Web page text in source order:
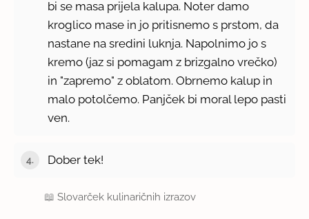
bi se masa prijela kalupa. Noter damo
kroglico mase in jo pritisnemo s prstom, da
nastane na sredini luknja. Napolnimo jo s
kremo (jaz si pomagam z brizgalno vrečko)
in "zapremo" z oblatom. Obrnemo kalup in
malo potolčemo. Panjček bi moral lepo pasti
ven.
Dober tek!
📖Slovarček kulinaričnih izrazov